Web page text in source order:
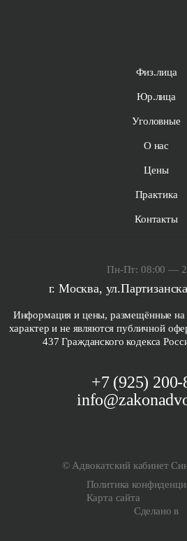
Физ.лица
Юр.лица
Уголовные
О нас
Цены
Практика
Контакты
Пн-Пт: 08:00 —
г. Москва,
Информация и цены, размещённые на
характер и не являются публичной
437 Гражданского кодекса
+7 (925) 200-
© Адвокатский кабинет
Политика
Карта сайта
Сделано в
Связаться с нами
Заказать услугу ""